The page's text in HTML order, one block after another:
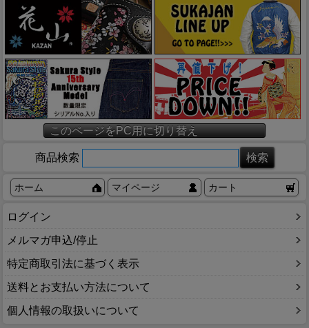
このページをPC用に切り替え
商品検索
ホーム マイページ カート
ログイン
メルマガ申込/停止
特定商取引法に基づく表示
送料とお支払い方法について
個人情報の取扱いについて